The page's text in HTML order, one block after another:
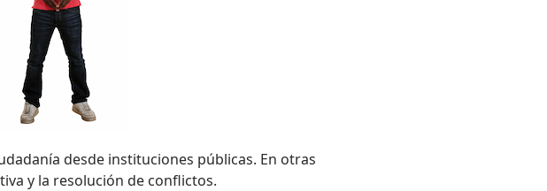
desde instituciones públicas. En otras
y la resolución de conflictos.